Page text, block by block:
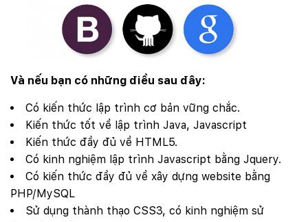
Và nếu bạn có những điều sau đây:
Có kiến thức lập trình cơ bản vững chắc.
Kiến thức tốt về lập trình Java, Javascript
Kiến thức đầy đủ về HTML5.
Có kinh nghiệm lập trình Javascript bằng Jquery.
Có kiến thức đầy đủ về xây dựng website bằng
PHP/MySQL
Sử dụng thành thạo CSS3, có kinh nghiệm sử